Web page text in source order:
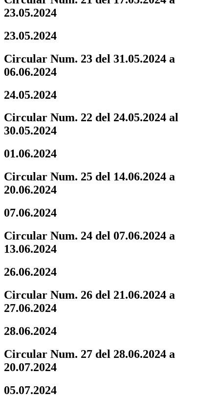
23.05.2024
23.05.2024
Circular Num. 23 del 31.05.2024 a
06.06.2024
24.05.2024
Circular Num. 22 del 24.05.2024 al
30.05.2024
01.06.2024
Circular Num. 25 del 14.06.2024 a
20.06.2024
07.06.2024
Circular Num. 24 del 07.06.2024 a
13.06.2024
26.06.2024
Circular Num. 26 del 21.06.2024 a
27.06.2024
28.06.2024
Circular Num. 27 del 28.06.2024 a
20.07.2024
05.07.2024